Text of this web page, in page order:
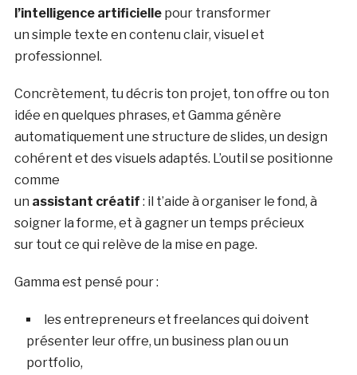
l’intelligence artificiellepour transformer
un simple texte en contenu clair, visuel et
professionnel.
Concrètement, tu décris ton projet, ton offre ou ton
idée en quelques phrases, et Gamma génère
automatiquement une structure de slides, un design
cohérent et des visuels adaptés. L’outil se positionne
comme
un assistant créatif : il t’aide à organiser le fond, à
soigner la forme, et à gagner un temps précieux
sur tout ce qui relève de la mise en page.
Gamma est pensé pour :
les entrepreneurs et freelances qui doivent
présenter leur offre, un business plan ou un
portfolio,